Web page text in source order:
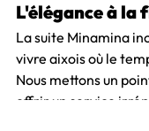
L'élégance à la
La suite Minamina
vivre aixois où le
Nous mettons un
offrir un service